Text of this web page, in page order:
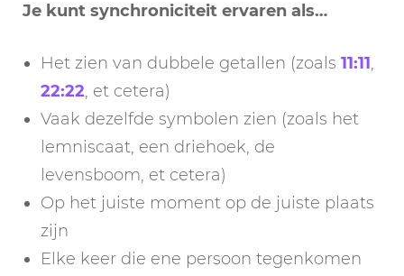
Je kunt synchroniciteit ervaren als…
Het zien van dubbele getallen (zoals 11:11,
22:22, et cetera)
Vaak dezelfde symbolen zien (zoals het
lemniscaat, een driehoek, de
levensboom, et cetera)
Op het juiste moment op de juiste plaats
zijn
Elke keer die ene persoon tegenkomen